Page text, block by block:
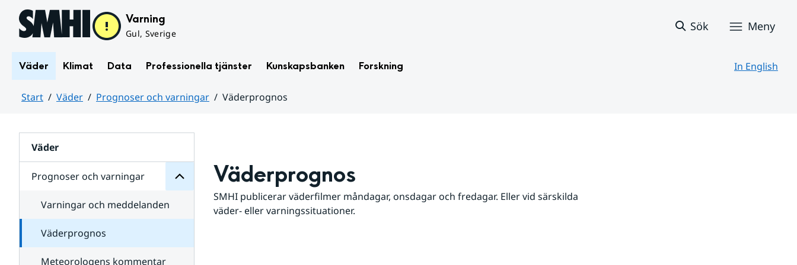
Hoppa till sidans innehåll Varning
Gul, Sverige
Sök Meny
Väder Klimat Data Professionella tjänster Kunskapsbanken Forskning In English
Start Väder Prognoser och varningar
Väderprognos
Väder
Prognoser och varningar
för
varningar
Varningar och meddelanden
Väderprognos
Meteorologens kommentar
Väderprognos
SMHI publicerar väderfilmer måndagar, onsdagar och fredagar. Eller vid särskilda
väder- eller varningssituationer.